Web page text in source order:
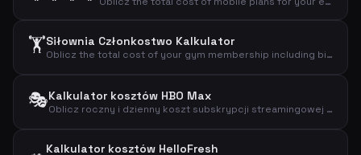
🏋️Siłownia Członkostwo Kalkulator
Oblicz the total cost of your gym membership including binding period and setup fees.
🎭Kalkulator kosztów HBO Max
Oblicz roczny i dzienny koszt subskrypcji streamingowej HBO Max.
Kalkulator kosztów HelloFresh